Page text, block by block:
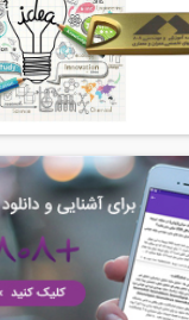
آمادگی آزمون بین المللی FE و PE قسمت...
آمادگی آزمون بین المللی FE و PE قسمت...